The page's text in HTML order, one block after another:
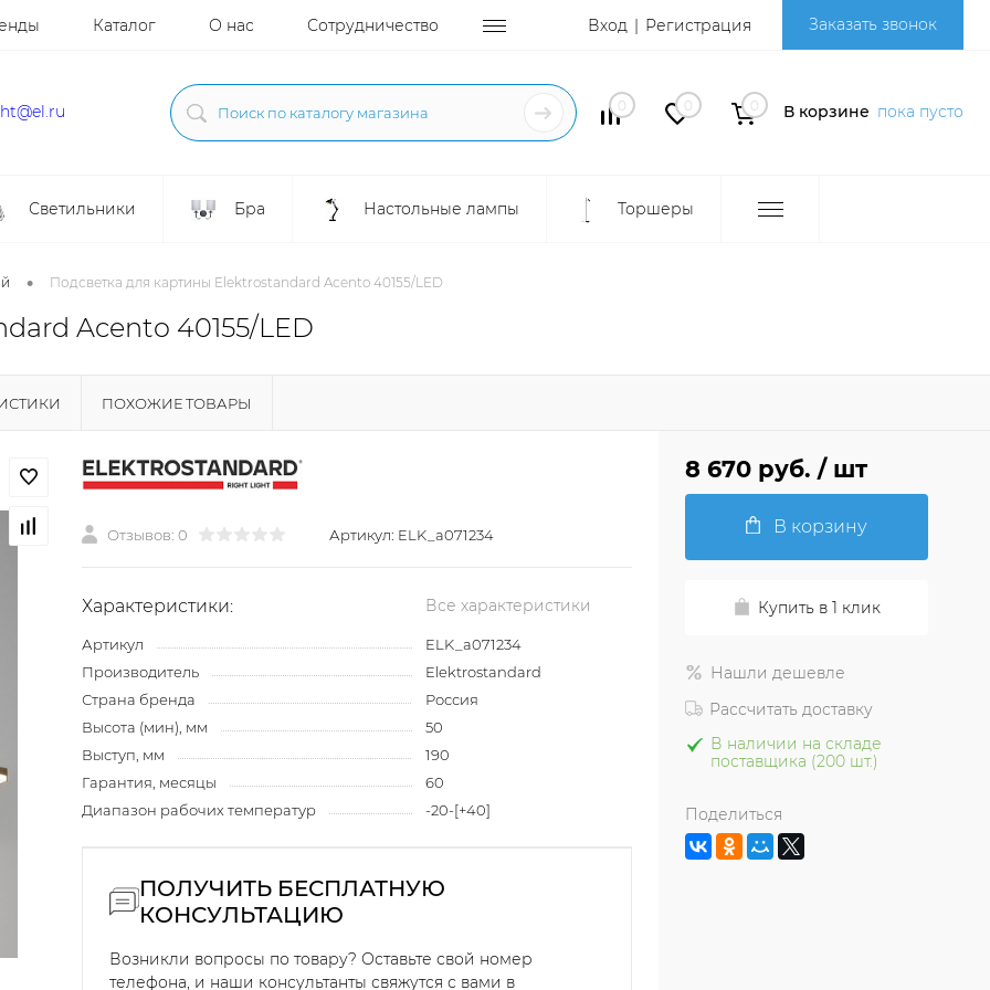
Каталог О нас Сотрудничество Вход Регистрация Заказать звонок
0 0 0 В корзине пока пусто
Светильники Бра Настольные лампы Торшеры
• Подсветка для картины Elektrostandard Acento 40155/LED
Acento 40155/LED
ПОХОЖИЕ ТОВАРЫ
Отзывов: 0 Артикул: ELK_a071234
Характеристики: Все характеристики
Артикул
ELK_a071234
Производитель
Elektrostandard
Страна бренда
Россия
Высота (мин), мм
50
Выступ, мм
190
Гарантия, месяцы
60
Диапазон рабочих температур
-20-[+40]
ПОЛУЧИТЬ БЕСПЛАТНУЮ
КОНСУЛЬТАЦИЮ
Возникли вопросы по товару? Оставьте свой номер
телефона, и наши консультанты свяжутся с вами в
8 670 руб. / шт
В корзину
Купить в 1 клик
Нашли дешевле
Рассчитать доставку
В наличии на складе
поставщика (200 шт.)
Поделиться